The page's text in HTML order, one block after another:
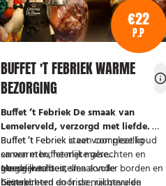
€22
P.P
BUFFET 'T FEBRIEK WARME
BEZORGING
Buffet ’t FebriekDe smaak van
Lemelerveld, verzorgd met liefde.
Buffet ’t Febriek staat voor gezellig
samen eten, heerlijke gerechten en
goede kwaliteit.
Buffet ‘t Febriek is een compleet koud
en warm buffet met malse
vleesgerechten, smaakvolle
Mogelijk te bestellen zonder borden en